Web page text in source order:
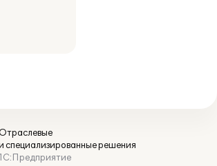
специализированные решения
1С:Предприятие